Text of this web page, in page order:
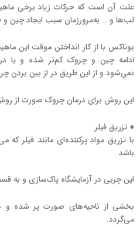
علت آن است که حرکات زیاد برخی
لب‌ها و … به‌مرورزمان سبب ایجاد
بوتاکس با از کار انداختن موقت این
ادامه چین و چروک کم‌تر شده و یا
نمی‌شود و از این طریق در از بین
این روش برای درمان چروک صورت از
● تزریق فیلر
با تزریق مواد پرکننده‌ای مانند فیلر
باشد.
این چربی در آزمایشگاه پاک‌سازی و به
بخشی از ناحیه‌های صورت پر شده و
می‌گردد.